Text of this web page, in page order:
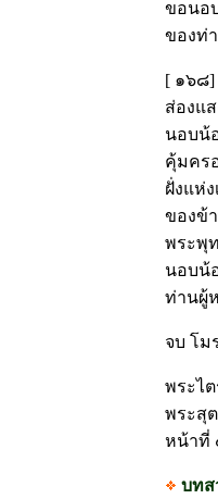
ขอนอ
ของท่
[ ๑๖๘]
ส่องแ
นอบน้
คุ้มคร
ฝั่งแห่
ของข้
พระพุ
นอบน้
ท่านผู้
จบ โม
พระไ
พระสุ
หน้าที่
บทส